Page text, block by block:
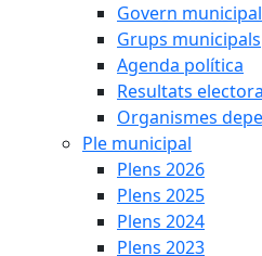
Govern municipal
Grups municipals
Agenda política
Resultats
Organismes
Ple municipal
Plens 2026
Plens 2025
Plens 2024
Plens 2023